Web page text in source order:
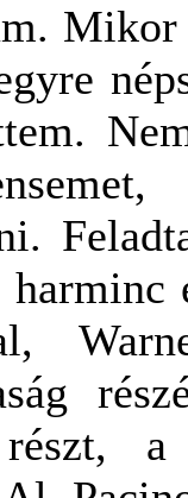
Mikor
harminc
a